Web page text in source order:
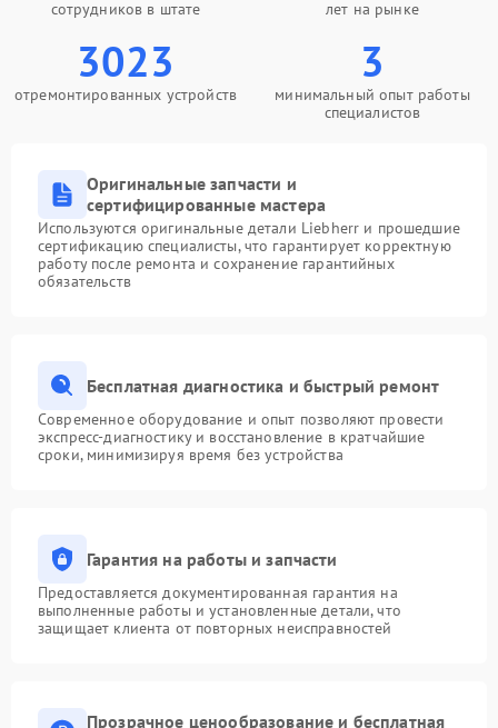
сотрудников в штате лет на рынке
3023
отремонтированных устройств
3
минимальный опыт работы
специалистов
Оригинальные запчасти и
сертифицированные мастера
Используются оригинальные детали Liebherr и прошедшие
сертификацию специалисты, что гарантирует корректную
работу после ремонта и сохранение гарантийных
обязательств
Бесплатная диагностика и быстрый ремонт
Современное оборудование и опыт позволяют провести
экспресс-диагностику и восстановление в кратчайшие
сроки, минимизируя время без устройства
Гарантия на работы и запчасти
Предоставляется документированная гарантия на
выполненные работы и установленные детали, что
защищает клиента от повторных неисправностей
Прозрачное ценообразование и бесплатная